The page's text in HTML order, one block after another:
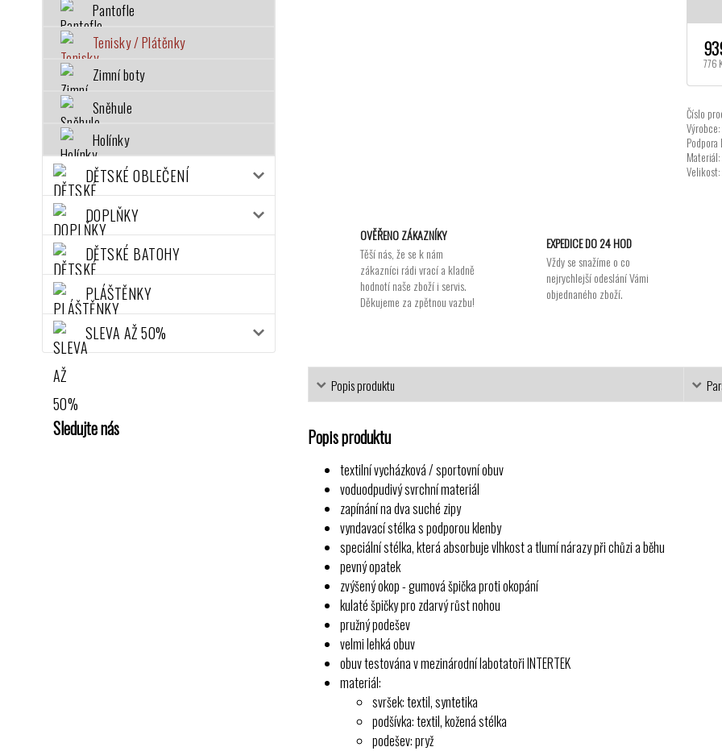
Pantofle
Tenisky / Plátěnky
Zimní boty
Sněhule
Holínky
DĚTSKÉ OBLEČENÍ
DOPLŇKY
DĚTSKÉ BATOHY
PLÁŠTĚNKY
SLEVA AŽ 50%
Sledujte nás
776
Číslo
Výrobce:
Materiál:
Velikost:
OVĚŘENO ZÁKAZNÍKY
Těší nás, že se k nám
zákazníci rádi vrací a kladně
hodnotí naše zboží i servis.
Děkujeme za zpětnou vazbu!
EXPEDICE DO 24 HOD
Vždy se snažíme o co
nejrychlejší odeslání Vámi
objednaného zboží.
Popis produktu
Popis produktu
textilní vycházková / sportovní obuv
voduodpudivý svrchní materiál
zapínání na dva suché zipy
vyndavací stélka s podporou klenby
speciální stélka, která absorbuje vlhkost a tlumí nárazy při chůzi a běhu
pevný opatek
zvýšený okop - gumová špička proti okopání
kulaté špičky pro zdarvý růst nohou
pružný podešev
velmi lehká obuv
obuv testována v mezinárodní labotatoři INTERTEK
materiál:
svršek: textil, syntetika
podšívka: textil, kožená stélka
podešev: pryž